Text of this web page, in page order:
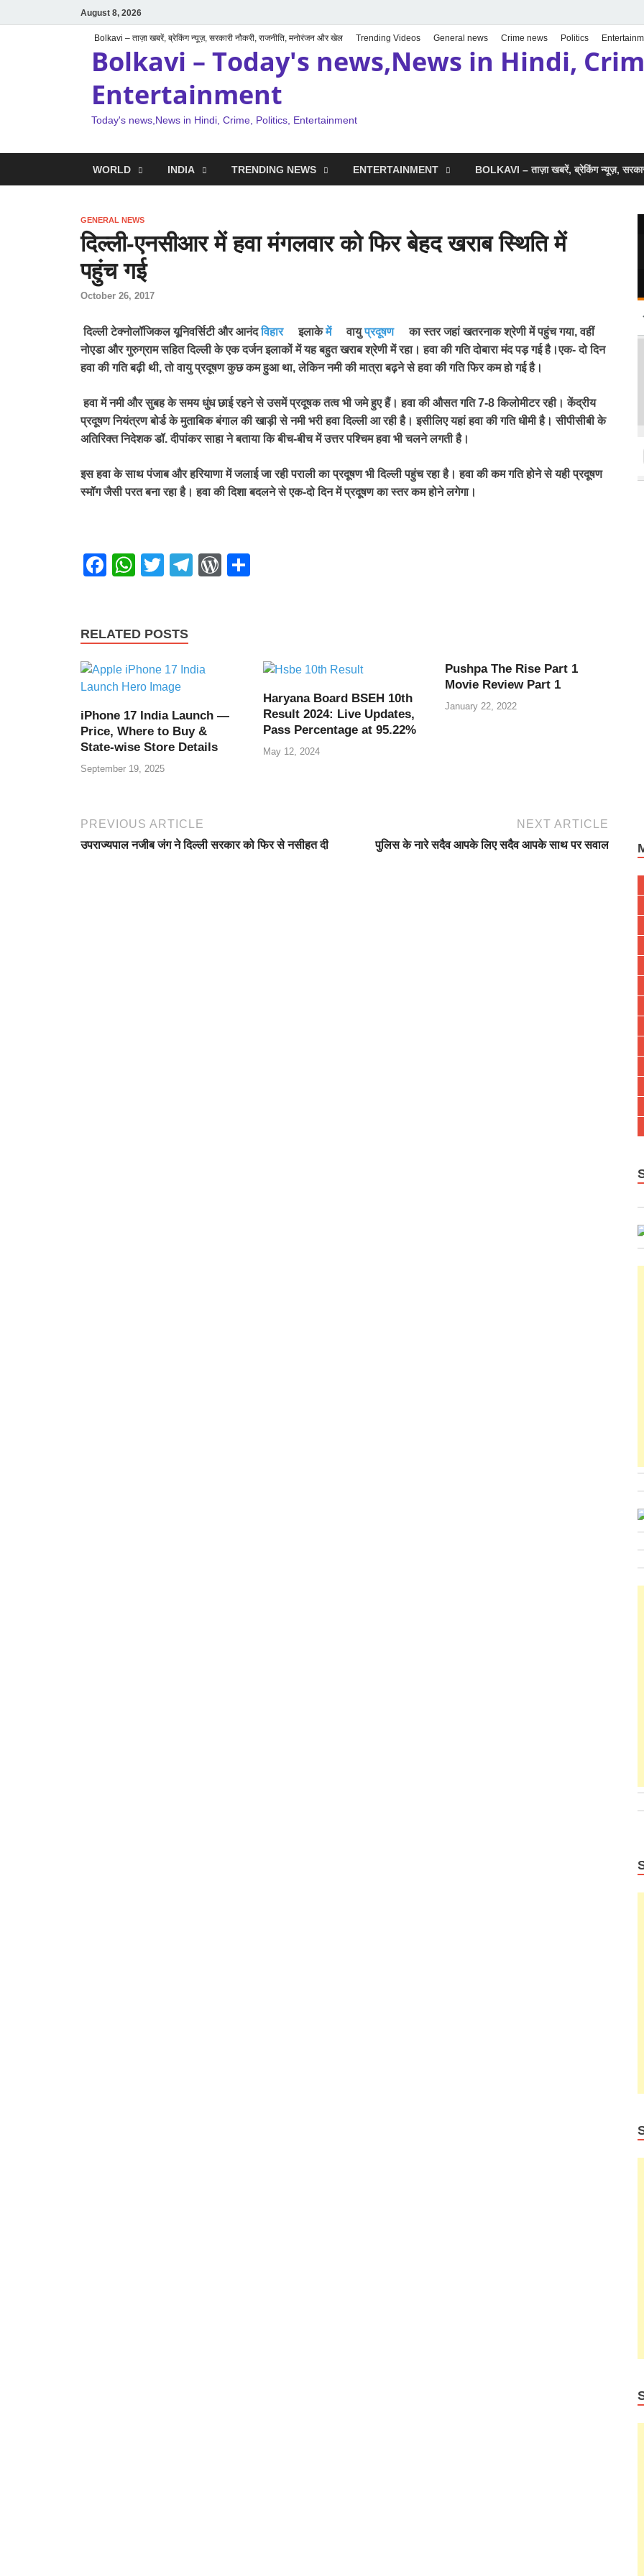
August 8, 2026
Bolkavi – ताज़ा खबरें, ब्रेकिंग न्यूज़, सरकारी नौकरी, राजनीति, मनोरंजन और खेल Trending Videos General news Crime news Politics
Bolkavi – Today's news,News in Hindi,
Entertainment
Today's news,News in Hindi, Crime, Politics, Entertainment
WORLD INDIA TRENDING NEWS ENTERTAINMENT BOLKAVI – ताज़ा खबरें, ब्रेकिंग न्यूज़,
GENERAL NEWS
दिल्ली-एनसीआर में हवा मंगलवार को फिर बेहद खराब स्थिति में
पहुंच गई
October 26, 2017
दिल्ली टेक्नोलॉजिकल यूनिवर्सिटी और आनंदविहार इलाकेमें वायुप्रदूषण का स्तर जहां खतरनाक श्रेणी में पहुंच गया,वहीं
नोएडा और गुरुग्राम सहित दिल्ली के एक दर्जन इलाकों में यह बहुत खराब श्रेणी में रहा। हवा की गति दोबारा मंद पड़ गई है।एक- दो दिन
हवा की गति बढ़ी थी,तो वायु प्रदूषण कुछ कम हुआ था,लेकिन नमी की मात्रा बढ़ने से हवा की गति फिर कम हो गई है।
हवा में नमी और सुबह के समय धुंध छाई रहने से उसमें प्रदूषक तत्व भी जमे हुए हैं। हवा की औसत गति 7-8 किलोमीटर रही। केंद्रीय
प्रदूषण नियंत्रण बोर्ड के मुताबिक बंगाल की खाड़ी से नमी भरी हवा दिल्ली आ रही है। इसीलिए यहां हवा की गति धीमी है। सीपीसीबी के
अतिरिक्त निदेशक डॉ. दीपांकर साहा ने बताया कि बीच-बीच में उत्तर पश्चिम हवा भी चलने लगती है।
इस हवा के साथ पंजाब और हरियाणा में जलाई जा रही पराली का प्रदूषण भी दिल्ली पहुंच रहा है। हवा की कम गति होने से यही प्रदूषण
स्मॉग जैसी परत बना रहा है। हवा की दिशा बदलने से एक-दो दिन में प्रदूषण का स्तर कम होने लगेगा।
F
e
o
k
W
s
p
T
er
T
m
W
RELATED POSTS
iPhone 17 India Launch —
Price, Where to Buy &
State-wise Store Details
September 19, 2025
Haryana Board BSEH 10th
Result 2024: Live Updates,
Pass Percentage at 95.22%
May 12, 2024
Pushpa The Rise Part 1
Movie Review Part 1
January 22, 2022
PREVIOUS ARTICLE
उपराज्यपाल नजीब जंग ने दिल्ली सरकार को फिर से नसीहत दी
NEXT ARTICLE
पुलिस के नारे सदैव आपके लिए सदैव आपके साथ पर सवाल